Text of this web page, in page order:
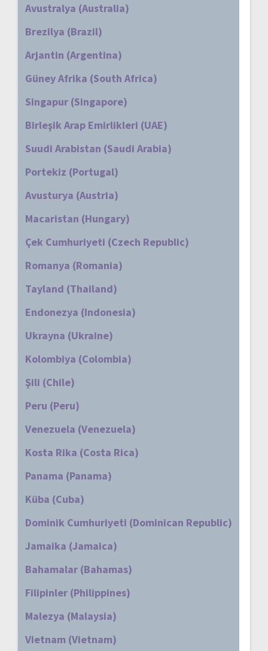
Avustralya (Australia)
Brezilya (Brazil)
Arjantin (Argentina)
Güney Afrika (South Africa)
Singapur (Singapore)
Birleşik Arap Emirlikleri (UAE)
Suudi Arabistan (Saudi Arabia)
Portekiz (Portugal)
Avusturya (Austria)
Macaristan (Hungary)
Çek Cumhuriyeti (Czech Republic)
Romanya (Romania)
Tayland (Thailand)
Endonezya (Indonesia)
Ukrayna (Ukraine)
Kolombiya (Colombia)
Şili (Chile)
Peru (Peru)
Venezuela (Venezuela)
Kosta Rika (Costa Rica)
Panama (Panama)
Küba (Cuba)
Dominik Cumhuriyeti (Dominican Republic)
Jamaika (Jamaica)
Bahamalar (Bahamas)
Filipinler (Philippines)
Malezya (Malaysia)
Vietnam (Vietnam)